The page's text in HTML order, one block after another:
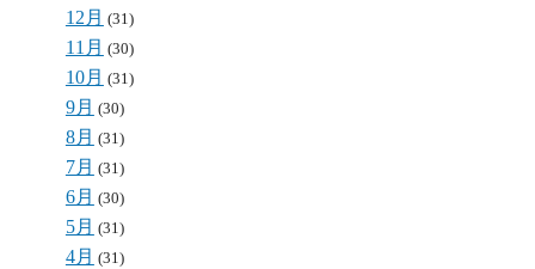
12月 (31)
11月 (30)
10月 (31)
9月 (30)
8月 (31)
7月 (31)
6月 (30)
5月 (31)
4月 (31)